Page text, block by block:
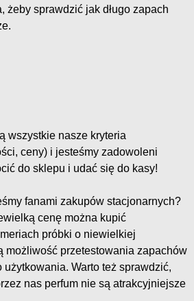
żeby sprawdzić jak długo zapach
wszystkie nasze kryteria
ceny) i jesteśmy zadowoleni
do sklepu i udać się do kasy!
fanami zakupów stacjonarnych?
cenę można kupić
próbki o niewielkiej
możliwość przetestowania zapachów
Warto też sprawdzić,
nas perfum nie są atrakcyjniejsze